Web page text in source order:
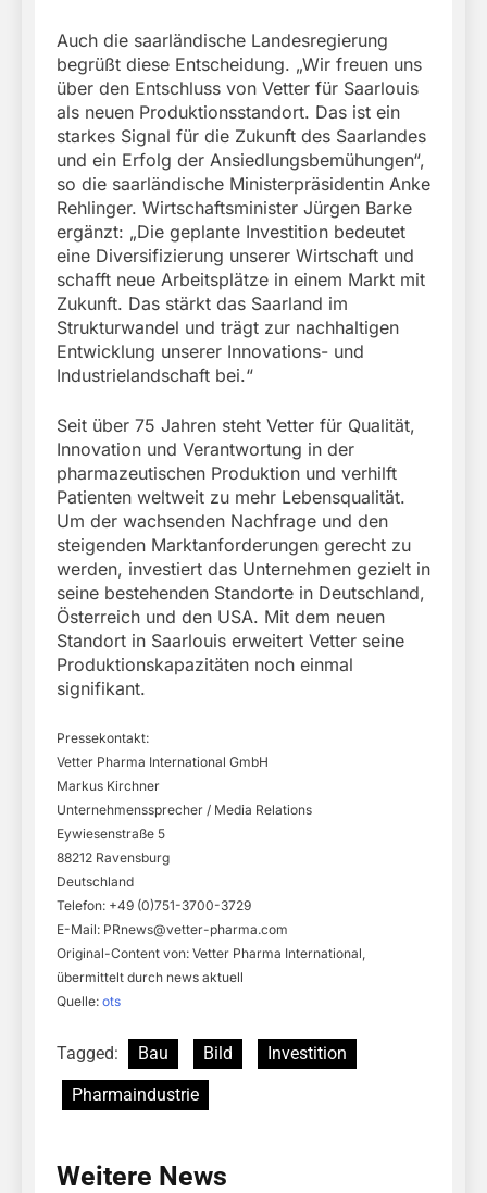
Auch die saarländische Landesregierung
begrüßt diese Entscheidung. „Wir freuen uns
über den Entschluss von Vetter für Saarlouis
als neuen Produktionsstandort. Das ist ein
starkes Signal für die Zukunft des Saarlandes
und ein Erfolg der Ansiedlungsbemühungen“,
so die saarländische Ministerpräsidentin Anke
Rehlinger. Wirtschaftsminister Jürgen Barke
ergänzt: „Die geplante Investition bedeutet
eine Diversifizierung unserer Wirtschaft und
schafft neue Arbeitsplätze in einem Markt mit
Zukunft. Das stärkt das Saarland im
Strukturwandel und trägt zur nachhaltigen
Entwicklung unserer Innovations- und
Industrielandschaft bei.“
Seit über 75 Jahren steht Vetter für Qualität,
Innovation und Verantwortung in der
pharmazeutischen Produktion und verhilft
Patienten weltweit zu mehr Lebensqualität.
Um der wachsenden Nachfrage und den
steigenden Marktanforderungen gerecht zu
werden, investiert das Unternehmen gezielt in
seine bestehenden Standorte in Deutschland,
Österreich und den USA. Mit dem neuen
Standort in Saarlouis erweitert Vetter seine
Produktionskapazitäten noch einmal
signifikant.
Pressekontakt:
Vetter Pharma International GmbH
Markus Kirchner
Unternehmenssprecher / Media Relations
Eywiesenstraße 5
88212 Ravensburg
Deutschland
Telefon: +49 (0)751-3700-3729
E-Mail: PRnews@vetter-pharma.com
Original-Content von: Vetter Pharma International,
übermittelt durch news aktuell
Quelle: ots
Tagged: Bau Bild
Investition
Pharmaindustrie
Weitere News